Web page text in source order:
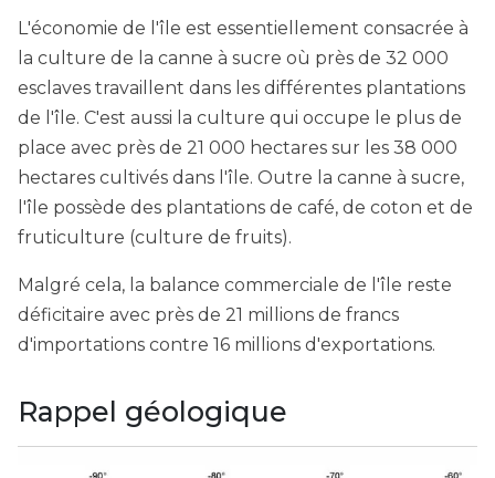
L'économie de l'île est essentiellement consacrée à
la culture de la canne à sucre où près de 32 000
esclaves travaillent dans les différentes plantations
de l'île. C'est aussi la culture qui occupe le plus de
place avec près de 21 000 hectares sur les 38 000
hectares cultivés dans l'île. Outre la canne à sucre,
l'île possède des plantations de café, de coton et de
fruticulture (culture de fruits).
Malgré cela, la balance commerciale de l'île reste
déficitaire avec près de 21 millions de francs
d'importations contre 16 millions d'exportations.
Rappel géologique